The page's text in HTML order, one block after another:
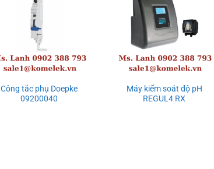
Công tắc phụ Doepke
09200040
Máy kiểm soát độ pH
REGUL4 RX